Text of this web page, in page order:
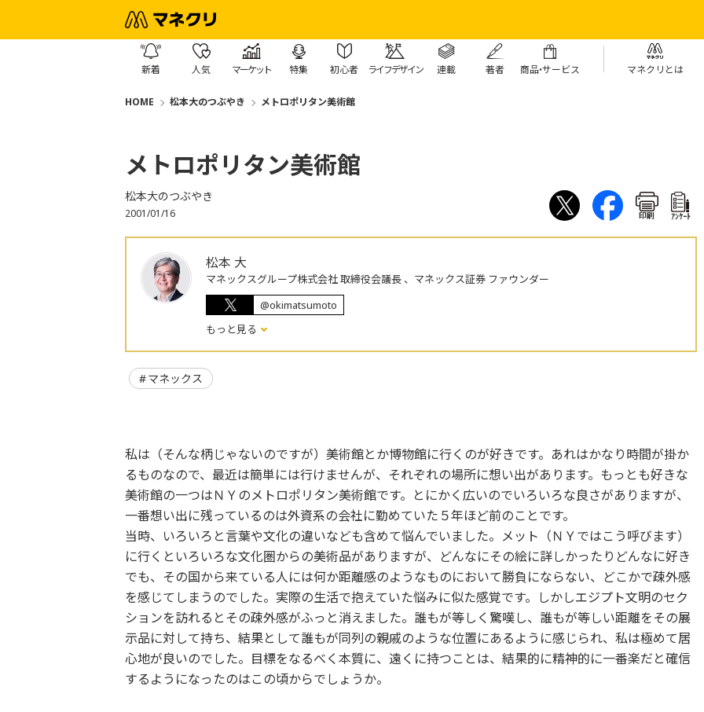
新着 人気 マーケット 特集 初心者 ライフデザイン 連載 著者 商品・サービス マネクリとは
HOME 松本大のつぶやき メトロポリタン美術館
メトロポリタン美術館
松本大のつぶやき
2001/01/16 印刷 ｱﾝｹｰﾄ
松本 大
マネックスグループ株式会社 取締役会議長 、マネックス証券 ファウンダー
@okimatsumoto
もっと見る
マネックス
私は（そんな柄じゃないのですが）美術館とか博物館に行くのが好きです。あれはかなり時間が掛か
るものなので、最近は簡単には行けませんが、それぞれの場所に想い出があります。もっとも好きな
美術館の一つはＮＹのメトロポリタン美術館です。とにかく広いのでいろいろな良さがありますが、
一番想い出に残っているのは外資系の会社に勤めていた５年ほど前のことです。
当時、いろいろと言葉や文化の違いなども含めて悩んでいました。メット（ＮＹではこう呼びます）
に行くといろいろな文化圏からの美術品がありますが、どんなにその絵に詳しかったりどんなに好き
でも、その国から来ている人には何か距離感のようなものにおいて勝負にならない、どこかで疎外感
を感じてしまうのでした。実際の生活で抱えていた悩みに似た感覚です。しかしエジプト文明のセク
ションを訪れるとその疎外感がふっと消えました。誰もが等しく驚嘆し、誰もが等しい距離をその展
示品に対して持ち、結果として誰もが同列の親戚のような位置にあるように感じられ、私は極めて居
心地が良いのでした。目標をなるべく本質に、遠くに持つことは、結果的に精神的に一番楽だと確信
するようになったのはこの頃からでしょうか。